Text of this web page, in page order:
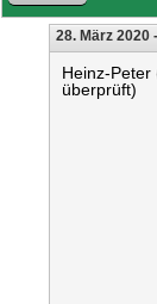
28. März 2020
Heinz-Peter
überprüft)